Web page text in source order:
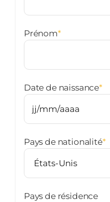
Prénom*
Date de naissance*
Pays de nationalité*
Pays de résidence